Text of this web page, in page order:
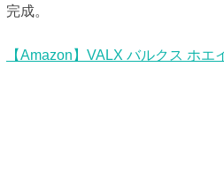
完成。
【Amazon】VALX バルクス ホエ